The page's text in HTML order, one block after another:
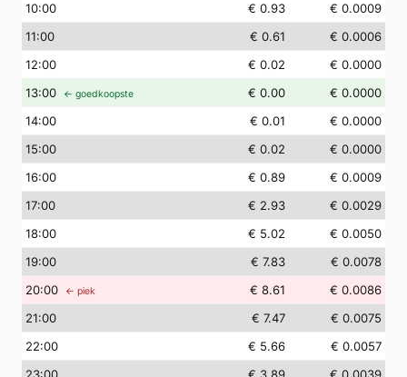
10:00 € 0.93
€ 0.0009
11:00 € 0.61
€ 0.0006
12:00 € 0.02
€ 0.0000
13:00 ← goedkoopste € 0.00
€ 0.0000
14:00 € 0.01
€ 0.0000
15:00 € 0.02
€ 0.0000
16:00 € 0.89
€ 0.0009
17:00 € 2.93
€ 0.0029
18:00 € 5.02
€ 0.0050
19:00 € 7.83
€ 0.0078
20:00 ← piek € 8.61
€ 0.0086
21:00 € 7.47
€ 0.0075
22:00 € 5.66
€ 0.0057